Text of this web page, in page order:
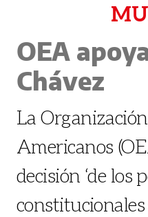
OEA
Chávez
La
Americanos
decisión ‘de los
constitucionales